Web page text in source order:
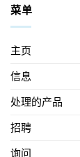
菜单
主页
信息
处理的产品
招聘
询问